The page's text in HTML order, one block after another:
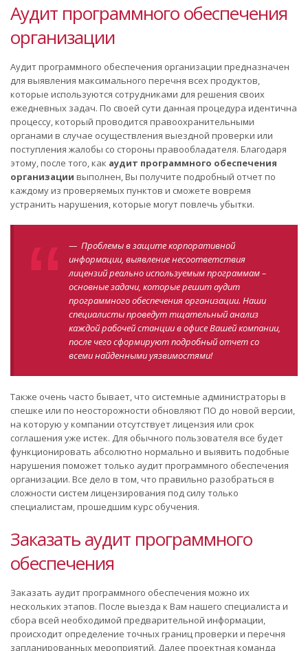
Аудит программного обеспечения
организации
Аудит программного обеспечения организации предназначен
для выявления максимального перечня всех продуктов,
которые используются сотрудниками для решения своих
ежедневных задач. По своей сути данная процедура идентична
процессу, который проводится правоохранительными
органами в случае осуществления выездной проверки или
поступления жалобы со стороны правообладателя. Благодаря
этому, после того, как аудит программного обеспечения
организации выполнен, Вы получите подробный отчет по
каждому из проверяемых пунктов и сможете вовремя
устранить нарушения, которые могут повлечь убытки.
— Проблемы в защите корпоративной
информации, выявление несоответствия
лицензий реально используемым программам –
основные задачи, которые решит аудит
программного обеспечения организации. Наши
специалисты проведут тщательный анализ
каждой рабочей станции в офисе Вашей компании,
после чего сформируют подробный отчет со
всеми найденными уязвимостями!
Также очень часто бывает, что системные администраторы в
спешке или по неосторожности обновляют ПО до новой версии,
на которую у компании отсутствует лицензия или срок
соглашения уже истек. Для обычного пользователя все будет
функционировать абсолютно нормально и выявить подобные
нарушения поможет только аудит программного обеспечения
организации. Все дело в том, что правильно разобраться в
сложности систем лицензирования под силу только
специалистам, прошедшим курс обучения.
Заказать аудит программного
обеспечения
Заказать аудит программного обеспечения можно их
нескольких этапов. После выезда к Вам нашего специалиста и
сбора всей необходимой предварительной информации,
происходит определение точных границ проверки и перечня
запланированных мероприятий. Далее проектная команда